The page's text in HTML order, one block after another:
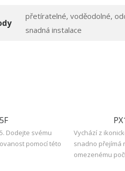
přetíratelné, voděodolné,
snadná instalace
Dodejte svému
pomocí této
Vychází z
snadno přejímá
omezenému